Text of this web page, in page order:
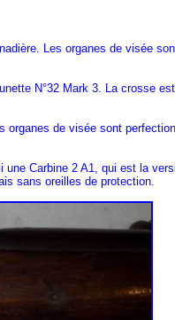
Les organes de visée
N°32 Mark 3. La crosse
de visée sont
une Carbine 2 A1, qui est la
sans oreilles de protection.